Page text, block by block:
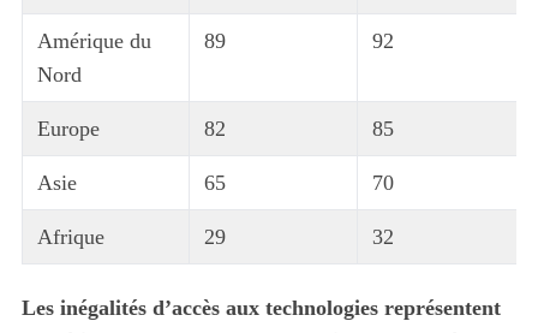
Amérique du
Nord
89 92
Europe 82 85
Asie 65 70
Afrique 29 32
Les inégalités d’accès aux technologies représentent
S